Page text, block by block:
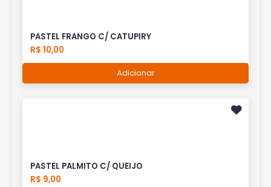
PASTEL FRANGO C/ CATUPIRY
R$ 10,00
Adicionar
PASTEL PALMITO C/ QUEIJO
R$ 9,00